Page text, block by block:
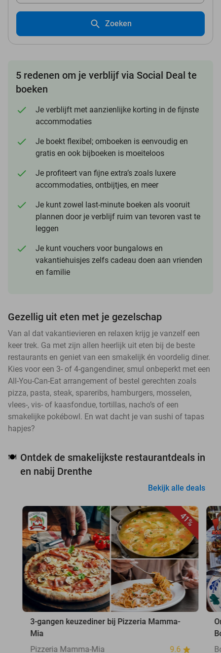
Zoeken
5 redenen om je verblijf via Social Deal te
boeken
Je verblijft met aanzienlijke korting in de fijnste
accommodaties
Je boekt flexibel; omboeken is eenvoudig en
gratis en ook bijboeken is moeiteloos
Je profiteert van fijne extra’s zoals luxere
accommodaties, ontbijtjes, en meer
Je kunt zowel last-minute boeken als vooruit
plannen door je verblijf ruim van tevoren vast te
leggen
Je kunt vouchers voor bungalows en
vakantiehuisjes zelfs cadeau doen aan vrienden
en familie
Gezellig uit eten met je gezelschap
Van al dat vakantievieren en relaxen krijg je vanzelf een
keer trek. Ga met zijn allen heerlijk uit eten bij de beste
restaurants en geniet van een smakelijk én voordelig diner.
Kies voor een 3- of 4-gangendiner, smul onbeperkt met een
All-You-Can-Eat arrangement of bestel gerechten zoals
pizza, pasta, steak, spareribs, hamburgers, mosselen,
vlees-, vis- of kaasfondue, tortillas, nacho’s of een
smakelijke pokébowl. En wat dacht je van sushi of tapas
hapjes?
🍽️ Ontdek de smakelijkste restaurantdeals in
en nabij Drenthe
Bekijk alle deals
41%
3-gangen keuzediner bij Pizzeria Mamma-
Mia
Pizzeria Mamma-Mia
9.6